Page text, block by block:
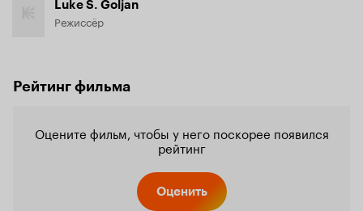
Luke S. Goljan
Режиссёр
Рейтинг фильма
Оцените фильм, чтобы у него поскорее появился
рейтинг
Оценить